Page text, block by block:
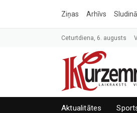
Ziņas Arhīvs
Ceturtdiena, 6. augusts
Aktualitātes